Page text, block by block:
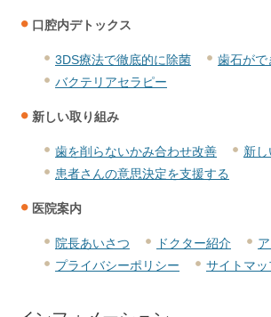
口腔内デトックス
3DS療法で徹底的に除菌 歯石がで
バクテリアセラピー
新しい取り組み
歯を削らないかみ合わせ改善 新
患者さんの意思決定を支援する
医院案内
院長あいさつ ドクター紹介
プライバシーポリシー
サイトマッ